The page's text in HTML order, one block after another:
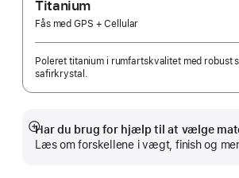
Titanium
Fås med GPS + Cellular
Poleret titanium i rumfartskvalitet med robust
safirkrystal.
Har du brug for hjælp til at vælge
Læs om forskellene i vægt, finish og
Vis
mere